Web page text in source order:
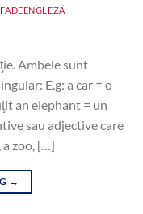
Ambele sunt
E.g: a car = o
an elephant = un
sau adjective care
a zoo, […]
→